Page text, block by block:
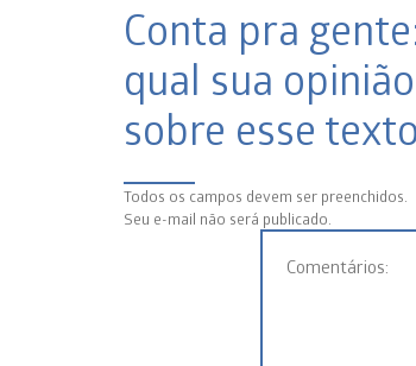
Conta pra
qual sua opinião
sobre esse
Todos os campos devem ser preenchidos.
Seu e-mail não será publicado.